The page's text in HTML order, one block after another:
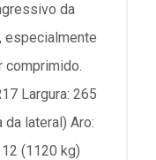
da
especialmente
comprimido.
Largura: 265
da lateral) Aro:
(1120 kg)